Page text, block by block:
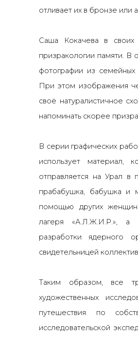
отливает их в бронзе или
Саша Кокачева в своих
призракологии памяти. В
фотографии из
При этом изображения
своё натуралистичное
напоминать скорее
В серии графических
использует материал,
отправляется на Урал в
прабабушка, бабушка и
помощью других
лагеря «А.Л.Ж.И.Р.», а
разработки ядерного
свидетельницей
Таким образом, все
художественных
путешествия по
исследовательской